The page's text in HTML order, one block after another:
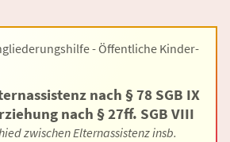
- Öffentliche Kinder-
nach § 78 SGB IX
nach § 27ff. SGB VIII
zwischen Elternassistenz insb.